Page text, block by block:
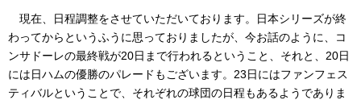
現在、日程調整をさせていただいております。日本シリーズが終
わってからというふうに思っておりましたが、今お話のように、コ
ンサドーレの最終戦が20日まで行われるということ、それと、20日
には日ハムの優勝のパレードもございます。23日にはファンフェス
ティバルということで、それぞれの球団の日程もあるようでありま